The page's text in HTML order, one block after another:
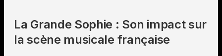
La Grande Sophie : Son impact sur
la scène musicale française